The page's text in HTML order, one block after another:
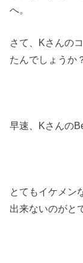
へ。
さて、Kさんの
たんでしょうか
早速、Kさんの
とてもイケメン
出来ないのがと